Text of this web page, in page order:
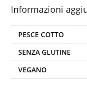
Informazioni
PESCE COTTO
SENZA GLUTINE
VEGANO